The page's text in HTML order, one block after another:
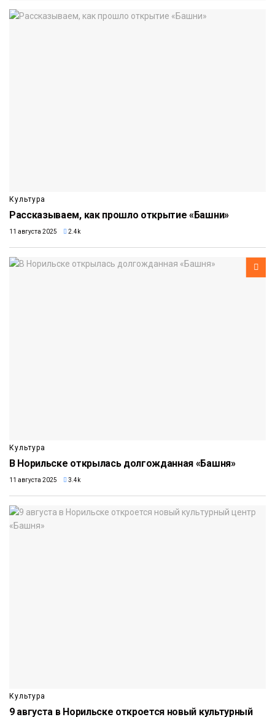
Культура
Рассказываем, как прошло открытие «Башни»
11 августа 2025 2.4k
Культура
В Норильске открылась долгожданная «Башня»
11 августа 2025 3.4k
Культура
9 августа в Норильске откроется новый культурный